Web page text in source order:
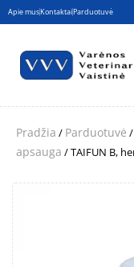
Apie musKontaktaiParduotuvė
Pradžia / Parduotuvė /
apsauga / TAIFUN B,